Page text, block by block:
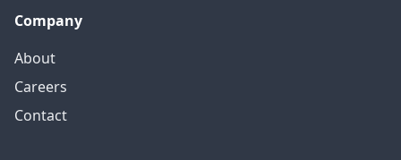
Company
About
Careers
Contact